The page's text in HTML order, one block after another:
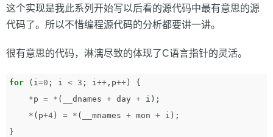
这个实现是我此系列开始写以后看的源代码中最有意思的源
代码了。所以不惜编程源代码的分析都要讲一讲。
很有意思的代码，淋漓尽致的体现了C语言指针的灵活。
for ( i=0 ; i < 3 ; i++ , p++ )
{
*p = * ( __dnames + day + i );
* ( p+4 ) = * ( __mnames + mon + i );
}